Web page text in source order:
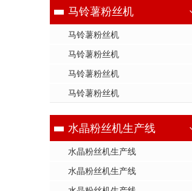
马铃薯粉丝机
马铃薯粉丝机
马铃薯粉丝机
马铃薯粉丝机
马铃薯粉丝机
水晶粉丝机生产线
水晶粉丝机生产线
水晶粉丝机生产线